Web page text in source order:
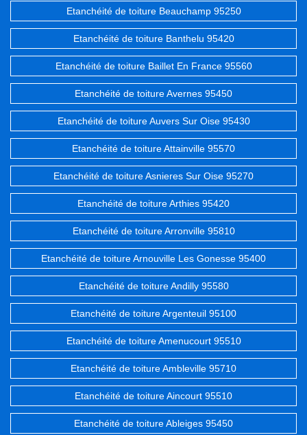
Etanchéité de toiture Beauchamp 95250
Etanchéité de toiture Banthelu 95420
Etanchéité de toiture Baillet En France 95560
Etanchéité de toiture Avernes 95450
Etanchéité de toiture Auvers Sur Oise 95430
Etanchéité de toiture Attainville 95570
Etanchéité de toiture Asnieres Sur Oise 95270
Etanchéité de toiture Arthies 95420
Etanchéité de toiture Arronville 95810
Etanchéité de toiture Arnouville Les Gonesse 95400
Etanchéité de toiture Andilly 95580
Etanchéité de toiture Argenteuil 95100
Etanchéité de toiture Amenucourt 95510
Etanchéité de toiture Ambleville 95710
Etanchéité de toiture Aincourt 95510
Etanchéité de toiture Ableiges 95450